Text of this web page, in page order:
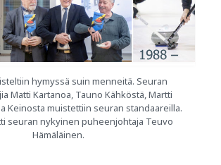
hymyssä suin menneitä. Seuran
Matti Kartanoa, Tauno Kähköstä, Martti
Keinosta muistettiin seuran standaareilla.
seuran nykyinen puheenjohtaja Teuvo
Hämäläinen.